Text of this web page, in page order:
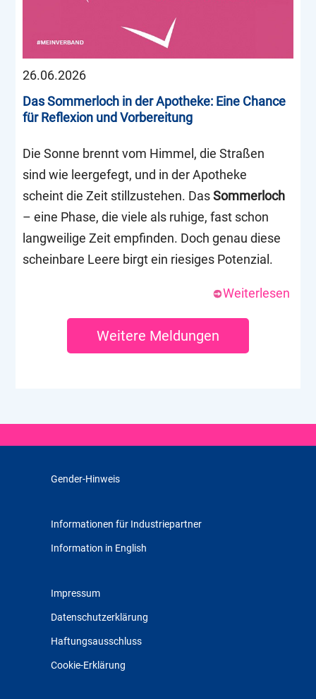
26.06.2026
Das Sommerloch in der Apotheke: Eine Chance
für Reflexion und Vorbereitung
Die Sonne brennt vom Himmel, die Straßen
sind wie leergefegt, und in der Apotheke
scheint die Zeit stillzustehen. DasSommerloch
– eine Phase, die viele als ruhige, fast schon
langweilige Zeit empfinden. Doch genau diese
scheinbare Leere birgt ein riesiges Potenzial.
Weiterlesen
Weitere Meldungen
Impressum
Datenschutzerklärung
Haftungsausschluss
Cookie-Erklärung
Informationen für Industriepartner
Information in English
Gender-Hinweis